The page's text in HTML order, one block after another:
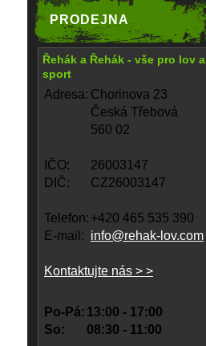
PRODEJNA
Řehák a Řehák - vše pro lov a
sport
Adresa: Chorinova 23
Česká Třebová
560 02
IČO:
26003147
DIČ:
CZ26003147
Telefon: +420 465 535 390
E-mail: info@rehak-lov.com
Kontaktujte nás > >
Po-Pá: 13:00 - 17:00
So:
08:30 - 11:00